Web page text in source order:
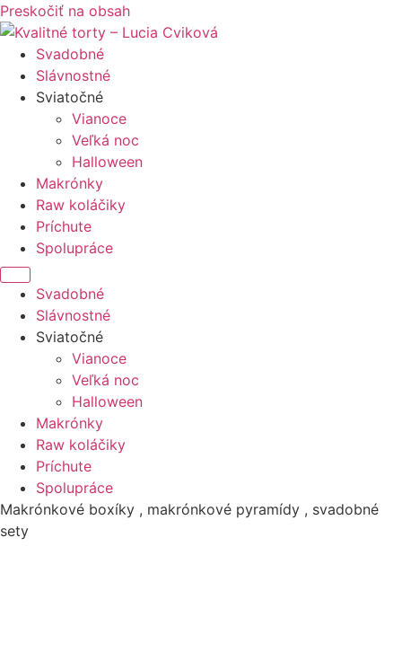
Preskočiť na obsah
Svadobné
Slávnostné
Sviatočné
Vianoce
Veľká noc
Halloween
Makrónky
Raw koláčiky
Príchute
Spolupráce
Svadobné
Slávnostné
Sviatočné
Vianoce
Veľká noc
Halloween
Makrónky
Raw koláčiky
Príchute
Spolupráce
Makrónkové boxíky , makrónkové pyramídy , svadobné
sety